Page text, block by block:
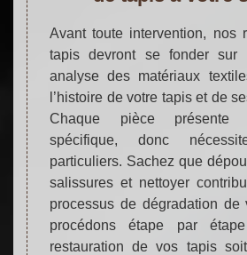
Avant toute intervention, nos
tapis devront se fonder sur
analyse des matériaux
l’histoire de votre tapis et de
Chaque pièce présente
spécifique, donc
particuliers. Sachez que
salissures et nettoyer
processus de dégradation de
procédons étape par
restauration de vos tapis